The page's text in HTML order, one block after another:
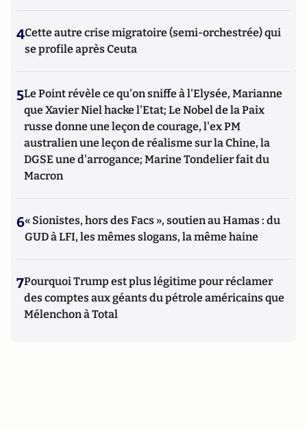
4Cette autre crise migratoire (semi-orchestrée) qui
se profile après Ceuta
5Le Point révèle ce qu'on sniffe à l'Elysée, Marianne
que Xavier Niel hacke l'Etat; Le Nobel de la Paix
russe donne une leçon de courage, l'ex PM
australien une leçon de réalisme sur la Chine, la
DGSE une d'arrogance; Marine Tondelier fait du
Macron
6« Sionistes, hors des Facs », soutien au Hamas : du
GUD à LFI, les mêmes slogans, la même haine
7Pourquoi Trump est plus légitime pour réclamer
des comptes aux géants du pétrole américains que
Mélenchon à Total